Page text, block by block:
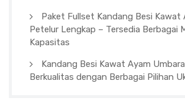
Paket Fullset Kandang Besi Kawat
Petelur Lengkap – Tersedia Berbagai
Kapasitas
Kandang Besi Kawat Ayam
Berkualitas dengan Berbagai Pilihan